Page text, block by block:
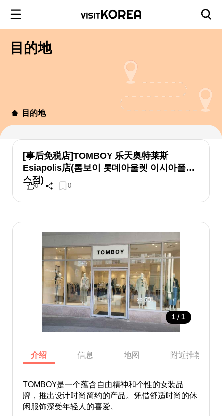
目的地
目的地
[事后免税店]TOMBOY 乐天奥特莱斯
Esiapolis店(톰보이 롯데아울렛 이시아폴리
스점)
0 0
1 / 1
介绍 信息 地图 附近推荐景点
TOMBOY是一个蕴含自由精神和个性的女装品
牌，推出设计时尚简约的产品。凭借舒适时尚的休
闲服饰深受年轻人的喜爱。